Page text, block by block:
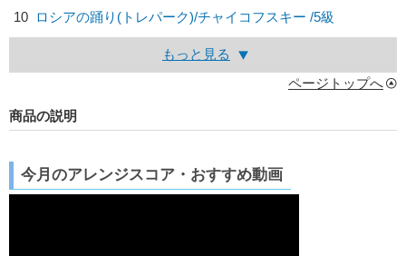
10 ロシアの踊り(トレパーク)/チャイコフスキー /5級
もっと見る
ページトップへ
商品の説明
今月のアレンジスコア・おすすめ動画